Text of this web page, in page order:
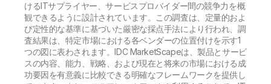
けるITサプライヤー、サービスプロバイダー間の競争力を概
観できるように設計されています。この調査は、定量的およ
び定性的な基準に基づいた厳密な採点手法により行われ、調
査結果は、特定市場における各ベンダーの位置付けを示す1
つの図に表わされます。IDC MarketScapeは、製品とサービ
スの内容、能力、戦略、および現在と将来の市場における成
功要因を有意義に比較できる明確なフレームワークを提供し